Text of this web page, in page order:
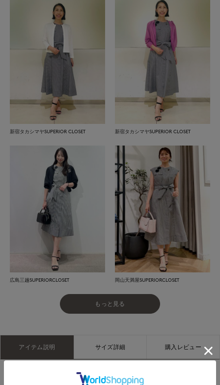
新宿タカシマヤSUPERIOR CLOSET 新宿タカシマヤSUPERIOR CLOSET
広島三越SUPERIORCLOSET 岡山天満屋SUPERIORCLOSET
もっと見る
アイテム説明 サイズ詳細 購入レビュー
尾州産の強撚ポリエステルを使用し、薄さとほどよいハリにこ